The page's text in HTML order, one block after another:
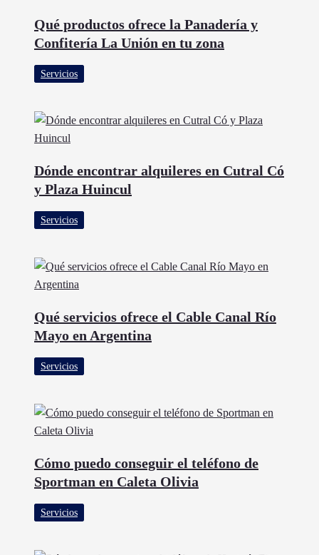
Qué productos ofrece la Panadería y
Confitería La Unión en tu zona
Servicios
Dónde encontrar alquileres en Cutral Có
y Plaza Huincul
Servicios
Qué servicios ofrece el Cable Canal Río
Mayo en Argentina
Servicios
Cómo puedo conseguir el teléfono de
Sportman en Caleta Olivia
Servicios